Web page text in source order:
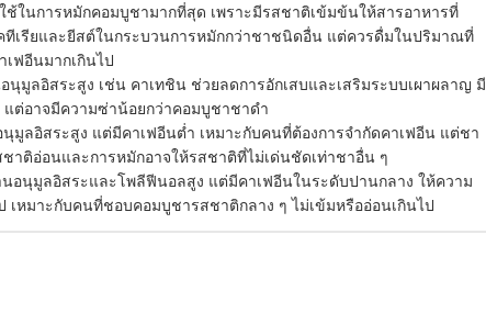
ช้ในการหมักคอมบูชามากที่สุด เพราะมีรสชาติเข้มข้นให้สารอาหารที่
ทีเรียและยีสต์ในกระบวนการหมักกว่าชาชนิดอื่น แต่ควรดื่มในปริมาณที่
เฟอีนมากเกินไป
นุมูลอิสระสูง เช่น คาเทชิน ช่วยลดการอักเสบและเสริมระบบเผาผลาญ มี
ต่อาจมีความซ่าน้อยกว่าคอมบูชาชาดำ
มูลอิสระสูง แต่มีคาเฟอีนต่ำ เหมาะกับคนที่ต้องการจำกัดคาเฟอีน แต่ชา
าติอ่อนและการหมักอาจให้รสชาติที่ไม่เด่นชัดเท่าชาอื่น ๆ
อนุมูลอิสระและโพลีฟีนอลสูง แต่มีคาเฟอีนในระดับปานกลาง ให้ความ
หมาะกับคนที่ชอบคอมบูชารสชาติกลาง ๆ ไม่เข้มหรืออ่อนเกินไป